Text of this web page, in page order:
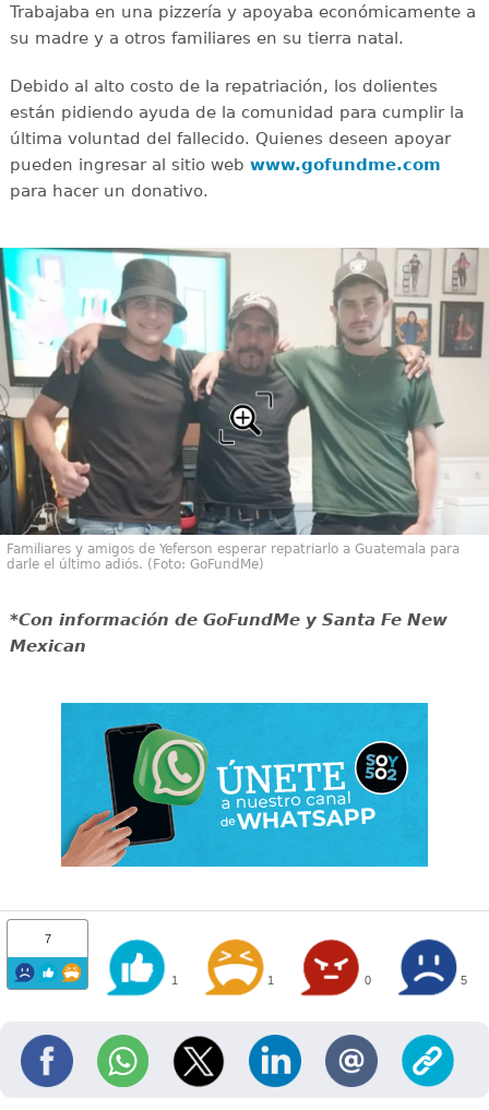
Trabajaba en una pizzería y apoyaba económicamente a
su madre y a otros familiares en su tierra natal.
Debido al alto costo de la repatriación, los dolientes
están pidiendo ayuda de la comunidad para cumplir la
última voluntad del fallecido. Quienes deseen apoyar
pueden ingresar al sitio web www.gofundme.com
para hacer un donativo.
Familiares y amigos de Yeferson esperar repatriarlo a Guatemala para
darle el último adiós. (Foto: GoFundMe)
*Con información de GoFundMe y Santa Fe New
Mexican
7
1 1 0 5